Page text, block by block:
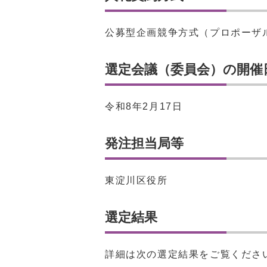
公募型企画競争方式（プロポーザ
選定会議（委員会）の開催
令和8年2月17日
発注担当局等
東淀川区役所
選定結果
詳細は次の選定結果をご覧くださ